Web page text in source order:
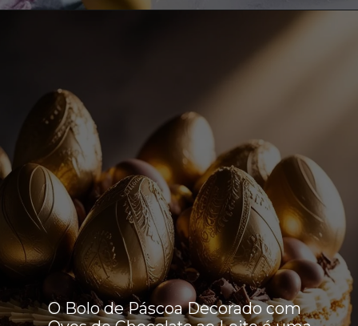
O Bolo de Páscoa Decorado com